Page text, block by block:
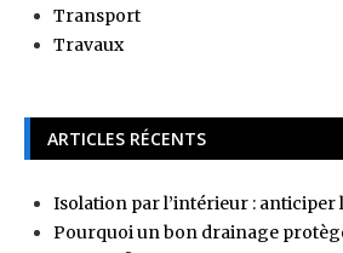
Transport
Travaux
ARTICLES RÉCENTS
Isolation par l’intérieur : anticiper
Pourquoi un bon drainage